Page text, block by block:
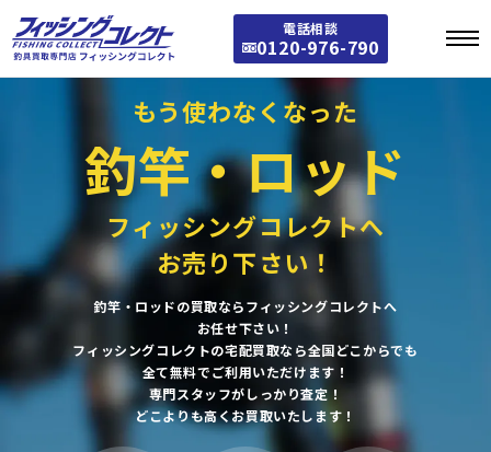
電話相談
0120-976-790
もう使わなくなった
釣竿・ロッド
フィッシングコレクトへ
お売り下さい！
釣竿・ロッドの買取ならフィッシングコレクトへ
お任せ下さい！
フィッシングコレクトの宅配買取なら全国どこからでも
全て無料でご利用いただけます！
専門スタッフがしっかり査定！
どこよりも高くお買取いたします！